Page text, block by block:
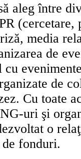
aleg între
(cercetare,
media
de
de
Cu toate
uri şi
o
de fonduri.